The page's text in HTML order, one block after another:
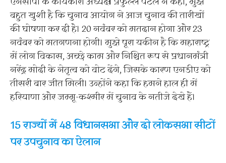
बहुत खुशी है कि चुनाव आयोग ने आज चुनाव की तारीखों
की घोषणा कर दी है। 20 नवंबर को मतदान होगा और 23
नवंबर को मतगणना होगी। मुझे पूरा यकीन है कि महाराष्ट्र
में लोग विकास, अच्छे काम और निश्चित रूप से प्रधानमंत्री
नरेंद्र मोदी के नेतृत्व को वोट देंगे, जिसके कारण एनडीए को
तीसरी बार जीत मिली। उन्होंने कहा कि हमने हाल ही में
हरियाणा और जम्मू-कश्मीर में चुनाव के नतीजे देखे हैं।
15 राज्यों में 48 विधानसभा और दो लोकसभा सीटों
पर उपचुनाव का ऐलान